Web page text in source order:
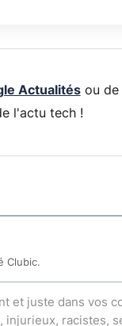
Actualitésou de
l'actu tech !
Clubic.